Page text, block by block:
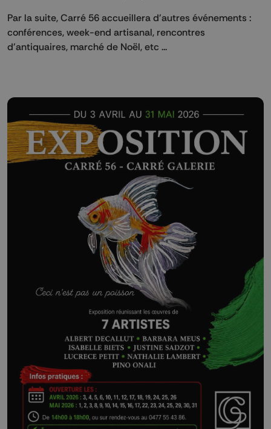
Par la suite, Carré 56 accueillera d'autres événements :
conférences, week-end artisanal, rencontres
d'antiquaires, marché de Noël, etc ...